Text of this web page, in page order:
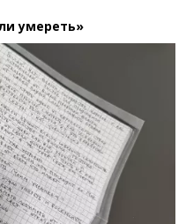
умереть»